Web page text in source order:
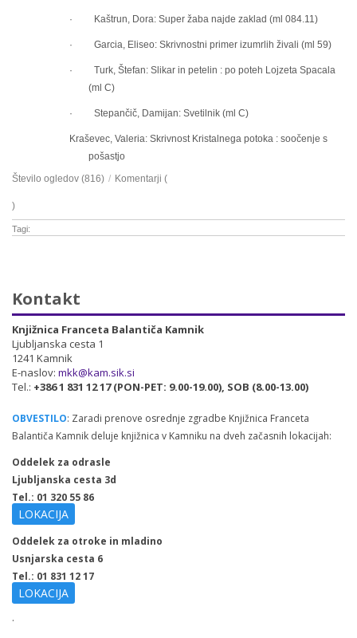
· Kaštrun, Dora: Super žaba najde zaklad (ml 084.11)
· Garcia, Eliseo: Skrivnostni primer izumrlih živali (ml 59)
· Turk, Štefan: Slikar in petelin : po poteh Lojzeta Spacala
(ml C)
· Stepančič, Damijan: Svetilnik (ml C)
Kraševec, Valeria: Skrivnost Kristalnega potoka : soočenje s
pošastjo
Število ogledov (816) / Komentarji (
)
Tagi:
Kontakt
Knjižnica Franceta Balantiča Kamnik
Ljubljanska cesta 1
1241 Kamnik
E-naslov: mkk@kam.sik.si
Tel.: +386 1 831 12 17 (PON-PET: 9.00-19.00), SOB (8.00-13.00)
OBVESTILO: Zaradi prenove osrednje zgradbe Knjižnica Franceta
Balantiča Kamnik deluje knjižnica v Kamniku na dveh začasnih lokacijah:
Oddelek za odrasle
Ljubljanska cesta 3d
Tel.: 01 320 55 86
LOKACIJA
Oddelek za otroke in mladino
Usnjarska cesta 6
Tel.: 01 831 12 17
LOKACIJA
.